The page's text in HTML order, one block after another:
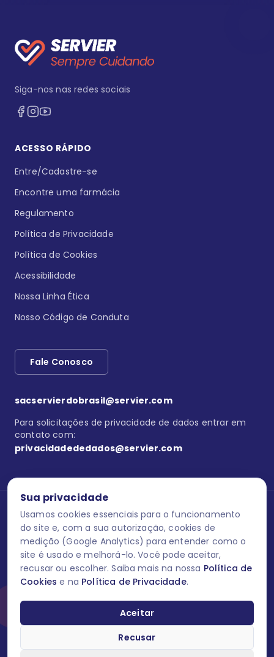
Sua privacidade
Usamos cookies essenciais para o funcionamento
do site e, com a sua autorização, cookies de
medição (Google Analytics) para entender como o
site é usado e melhorá-lo. Você pode aceitar,
recusar ou escolher. Saiba mais na nossa Política de
Cookies e na Política de Privacidade.
Aceitar
Recusar
Siga-nos nas redes sociais
ACESSO RÁPIDO
Entre/Cadastre-se
Encontre uma farmácia
Regulamento
Política de Privacidade
Política de Cookies
Acessibilidade
Nossa Linha Ética
Nosso Código de Conduta
Fale Conosco
sacservierdobrasil@servier.com
Para solicitações de privacidade de dados entrar em
contato com:
privacidadededados@servier.com
Se estiver no programa semprecuidando, comunique aquiuma
reação adversa com os produtos Servier. Este site contém
informações para o público leigo e para os profissionais de saúde
do Brasil habilitados a prescrever medicamentos. M-AS ONE-BR-
202606-00013 / Agosto 2026.
O laboratório Servier do Brasil respeita os seus dados! Caso deseje
dados pessoais você pode fazê-lo a qualquer momento entrando
em contato através do site www.semprecuidando.com.br na opção
fale conosco.